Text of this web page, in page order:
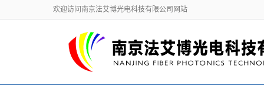
欢迎访问南京法艾博光电科技有限公司网站